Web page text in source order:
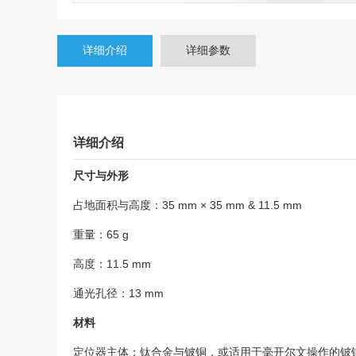
详细介绍 详细参数
详细介绍
尺寸与外形
占地面积与高度：35 mm × 35 mm & 11.5 mm
重量：65 g
高度：11.5 mm
通光孔径：13 mm
材料
定位器主体：钛合金与铍铜，或适用于毫开尔文操作的铍